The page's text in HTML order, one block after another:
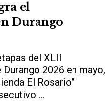
el
Durango
del XLII
2026 en mayo,
El Rosario”
...